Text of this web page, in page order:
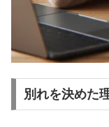
別れを決めた